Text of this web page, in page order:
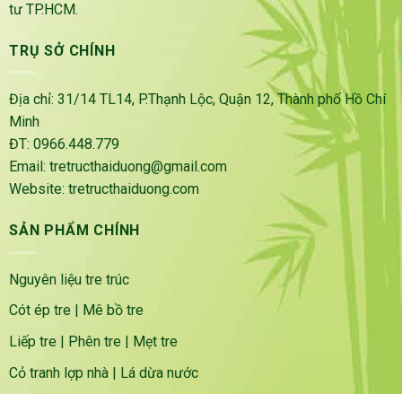
tư TP.HCM.
TRỤ SỞ CHÍNH
Địa chỉ: 31/14 TL14, P.Thạnh Lộc, Quận 12, Thành phố Hồ Chí
Minh
ĐT: 0966.448.779
Email: tretructhaiduong@gmail.com
Website: tretructhaiduong.com
SẢN PHẨM CHÍNH
Nguyên liệu tre trúc
Cót ép tre
Mê bồ tre
Liếp tre | Phên tre | Mẹt tre
Cỏ tranh lợp nhà | Lá dừa nước